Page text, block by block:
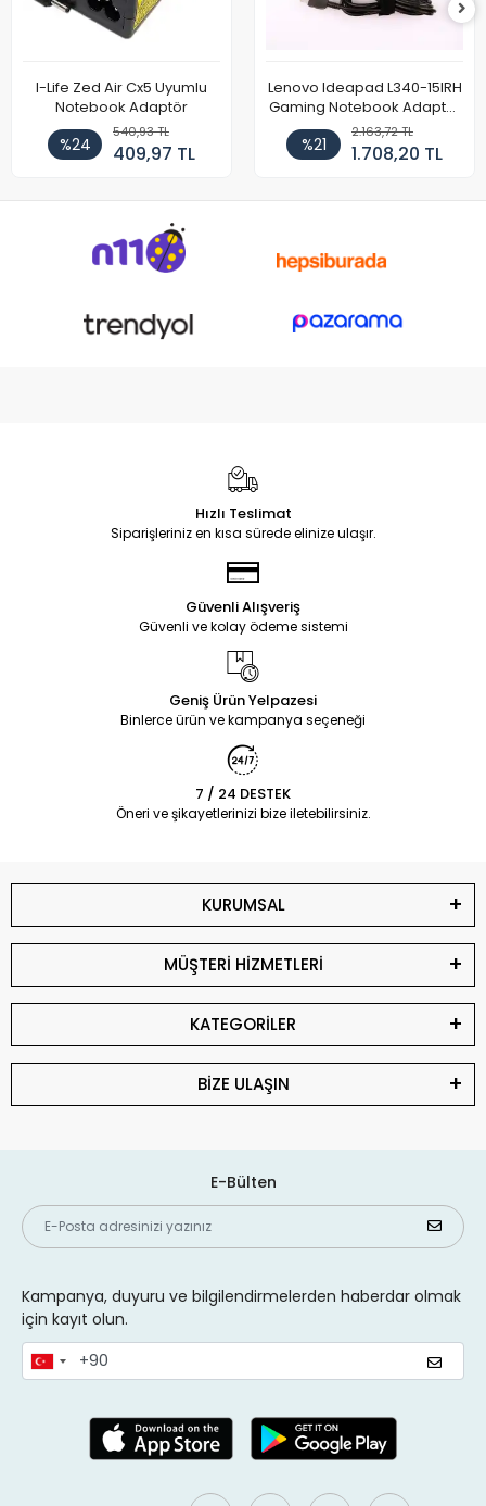
I-Life Zed Air Cx5 Uyumlu
Notebook Adaptör
%24
540,93 TL
409,97 TL
Lenovo Ideapad L340-15IRH
Gaming Notebook Adaptör
Cihazı Şarj Aleti (150W)
%21
2.163,72 TL
1.708,20 TL
Hızlı Teslimat
Siparişleriniz en kısa sürede elinize ulaşır.
Güvenli Alışveriş
Güvenli ve kolay ödeme sistemi
Geniş Ürün Yelpazesi
Binlerce ürün ve kampanya seçeneği
7 / 24 DESTEK
Öneri ve şikayetlerinizi bize iletebilirsiniz.
KURUMSAL
MÜŞTERİ HİZMETLERİ
KATEGORİLER
BİZE ULAŞIN
E-Bülten
Kampanya, duyuru ve bilgilendirmelerden haberdar olmak
için kayıt olun.